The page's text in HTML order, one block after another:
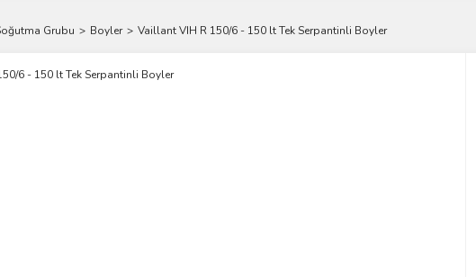
Grubu Boyler Vaillant VIH R 150/6 - 150 lt Tek Serpantinli Boyler